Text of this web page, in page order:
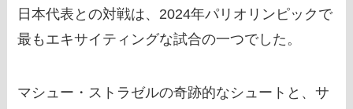
日本代表との対戦は、2024年パリオリンピックで
最もエキサイティングな試合の一つでした。
マシュー・ストラゼルの奇跡的なシュートと、サ